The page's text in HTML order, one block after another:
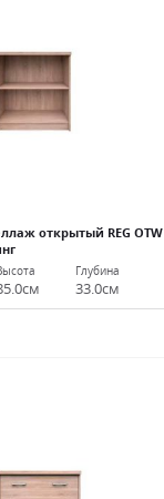
открытый REG OTW
Глубина
33.0см